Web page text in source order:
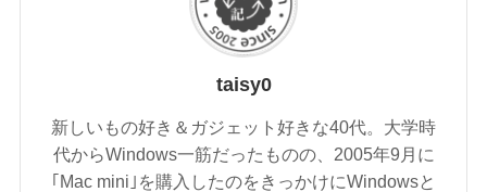
taisy0
新しいもの好き＆ガジェット好きな40代。大学時
代からWindows一筋だったものの、2005年9月に
｢Mac mini｣を購入したのをきっかけにWindowsと